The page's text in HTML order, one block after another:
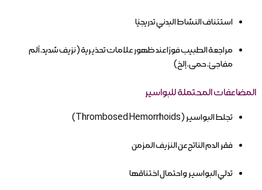
استئناف النشاط البدني تدريجيًا
مراجعة الطبيب فورًا عند ظهور علامات تحذيرية (نزيف شديد، ألم
مفاجئ، حمى، إلخ)
المضاعفات المحتملة للبواسير
تجلط البواسير (Thrombosed Hemorrhoids)
فقر الدم الناتج عن النزيف المزمن
تدلي البواسير واحتمال اختناقها